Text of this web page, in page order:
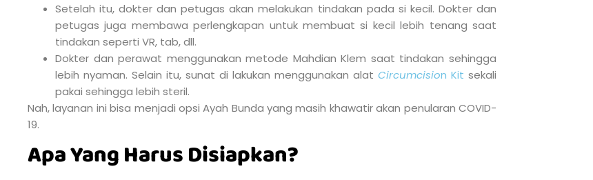
Setelah itu, dokter dan petugas akan melakukan tindakan pada si kecil. Dokter dan
petugas juga membawa perlengkapan untuk membuat si kecil lebih tenang saat
tindakan seperti VR, tab, dll.
Dokter dan perawat menggunakan metode Mahdian Klem saat tindakan sehingga
lebih nyaman. Selain itu, sunat di lakukan menggunakan alat Circumcision Kit sekali
pakai sehingga lebih steril.
Nah, layanan ini bisa menjadi opsi Ayah Bunda yang masih khawatir akan penularan COVID-
19.
Apa Yang Harus Disiapkan?